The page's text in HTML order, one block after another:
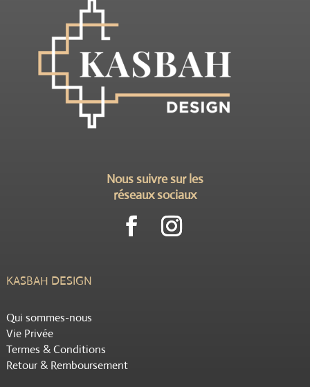
Nous suivre sur les
réseaux sociaux
KASBAH DESIGN
Qui sommes-nous
Vie Privée
Termes & Conditions
Retour & Remboursement